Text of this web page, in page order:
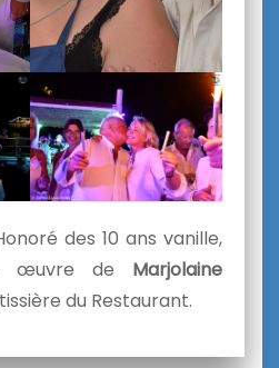
des 10 ans vanille,
œuvre de Marjolaine
du Restaurant.